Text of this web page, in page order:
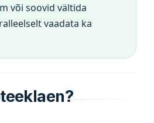
või soovid vältida
vaadata ka